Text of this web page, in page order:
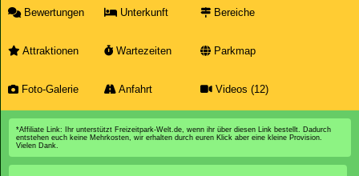
Bewertungen Unterkunft Bereiche
Attraktionen Wartezeiten Parkmap
Foto-Galerie Anfahrt Videos (12)
*Affiliate Link: Ihr unterstützt Freizeitpark-Welt.de, wenn ihr über diesen Link bestellt. Dadurch
entstehen euch keine Mehrkosten, wir erhalten durch euren Klick aber eine kleine Provision.
Vielen Dank.